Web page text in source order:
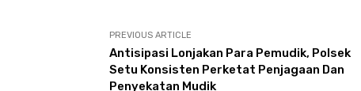
PREVIOUS ARTICLE
Antisipasi Lonjakan Para Pemudik, Polsek
Setu Konsisten Perketat Penjagaan Dan
Penyekatan Mudik